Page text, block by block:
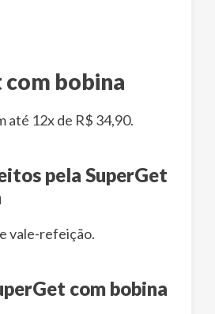
bobina
até 12x de R$ 34,90.
pela SuperGet
vale-refeição.
com bobina